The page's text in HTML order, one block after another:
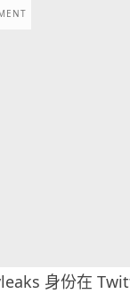
身份在